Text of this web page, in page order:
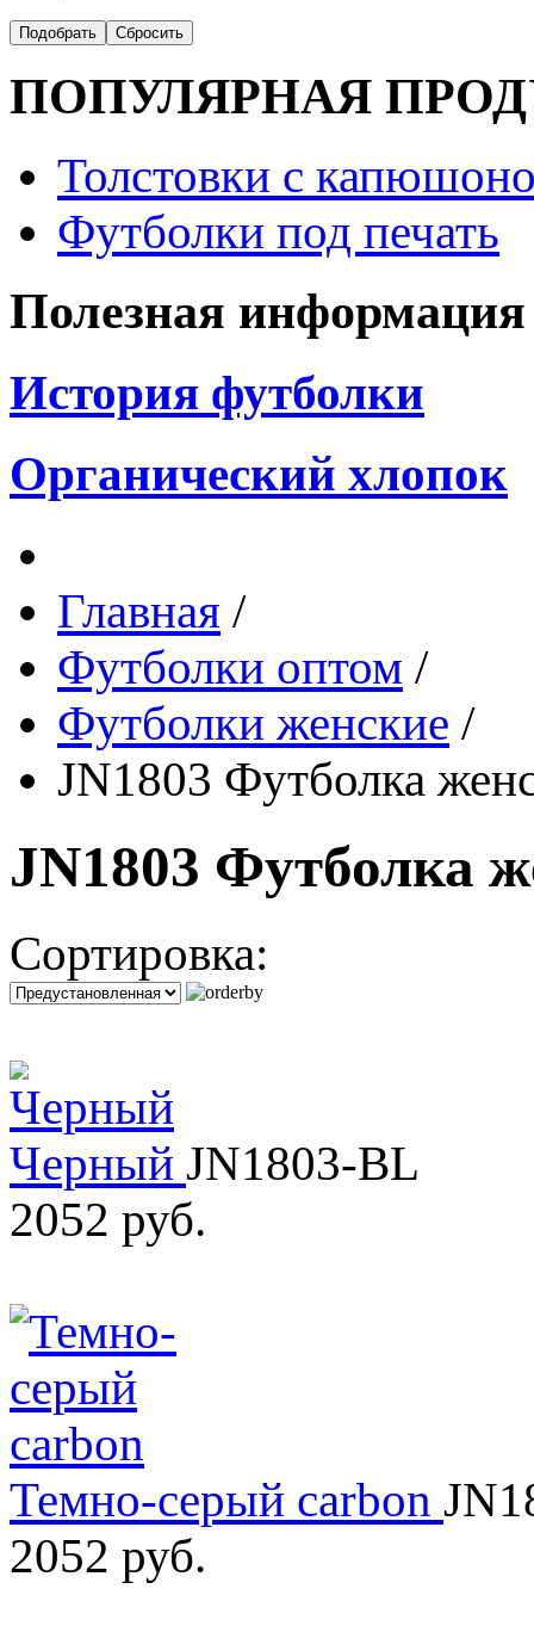
ПОПУЛЯРНАЯ
Толстовки с
Футболки под печать
Полезная информация
История футболки
Органический хлопок
Главная /
Футболки оптом /
Футболки женские /
JN1803 Футболка
JN1803 Футболка
Сортировка:
Черный JN1803-BL
2052 руб.
Темно-серый carbon
2052 руб.